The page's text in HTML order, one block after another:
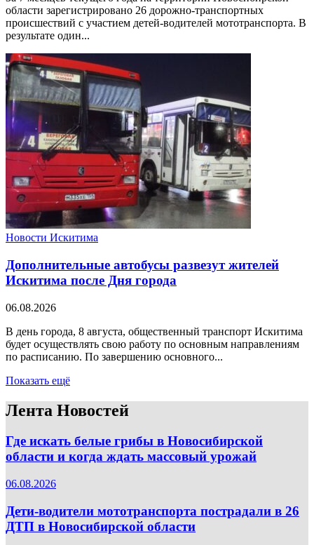
области зарегистрировано 26 дорожно-транспортных
происшествий с участием детей-водителей мототранспорта. В
результате один...
Новости Искитима
Дополнительные автобусы развезут жителей
Искитима после Дня города
06.08.2026
В день города, 8 августа, общественный транспорт Искитима
будет осуществлять свою работу по основным направлениям
по расписанию. По завершению основного...
Показать ещё
Лента Новостей
Где искать белые грибы в Новосибирской
области и когда ждать массовый урожай
06.08.2026
Дети-водители мототранспорта пострадали в 26
ДТП в Новосибирской области